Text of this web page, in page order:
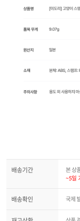
배송기간 본 상
~5일
배송확인 국제